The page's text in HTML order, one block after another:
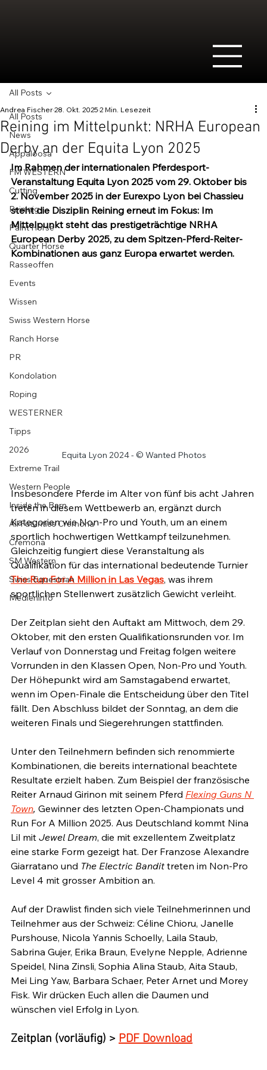
All Posts
News
Appaloosa
FM WESTERN
Cutting
Reininig
Paint Horse
Quarter Horse
Rasseoffen
Events
Wissen
Swiss Western Horse
Ranch Horse
PR
Kondolation
Roping
WESTERNER
Tipps
2026
Extreme Trail
Western People
Inside the Barn
All Futurities Cremona
Cremona
SM Western
Swiss Equestrian
Medieninfo
All Posts
Reining im Mittelpunkt: NRHA European
Derby an der Equita Lyon 2025
Andrea Fischer28. Okt. 2025 2 Min. Lesezeit
Im Rahmen der internationalen Pferdesport-
Veranstaltung Equita Lyon 2025 vom 29. Oktober bis
2. November 2025 in der Eurexpo Lyon bei Chassieu
steht die Disziplin Reining erneut im Fokus: Im
Mittelpunkt steht das prestigeträchtige NRHA
European Derby 2025, zu dem Spitzen-Pferd-Reiter-
Kombinationen aus ganz Europa erwartet werden.
Equita Lyon 2024 - © Wanted Photos
Insbesondere Pferde im Alter von fünf bis acht Jahren
treten in diesem Wettbewerb an, ergänzt durch
Kategorien wie Non-Pro und Youth, um an einem
sportlich hochwertigen Wettkampf teilzunehmen.
Gleichzeitig fungiert diese Veranstaltung als
Qualifikation für das international bedeutende Turnier
The Run For A Million in Las Vegas, was ihrem
sportlichen Stellenwert zusätzlich Gewicht verleiht.
Der Zeitplan sieht den Auftakt am Mittwoch, dem 29.
Oktober, mit den ersten Qualifikationsrunden vor. Im
Verlauf von Donnerstag und Freitag folgen weitere
Vorrunden in den Klassen Open, Non-Pro und Youth.
Der Höhepunkt wird am Samstagabend erwartet,
wenn im Open-Finale die Entscheidung über den Titel
fällt. Den Abschluss bildet der Sonntag, an dem die
weiteren Finals und Siegerehrungen stattfinden.
Unter den Teilnehmern befinden sich renommierte
Kombinationen, die bereits international beachtete
Resultate erzielt haben. Zum Beispiel der französische
Reiter Arnaud Girinon mit seinem Pferd Flexing Guns N
Town, Gewinner des letzten Open-Championats und
Run For A Million 2025. Aus Deutschland kommt Nina
Lil mit Jewel Dream, die mit exzellentem Zweitplatz
eine starke Form gezeigt hat. Der Franzose Alexandre
Giarratano und The Electric Bandit treten im Non-Pro
Level 4 mit grosser Ambition an.
Auf der Drawlist finden sich viele Teilnehmerinnen und
Teilnehmer aus der Schweiz: Céline Chioru, Janelle
Purshouse, Nicola Yannis Schoelly, Laila Staub,
Sabrina Gujer, Erika Braun, Evelyne Nepple, Adrienne
Speidel, Nina Zinsli, Sophia Alina Staub, Aita Staub,
Mei Ling Yaw, Barbara Schaer, Peter Arnet und Morey
Fisk. Wir drücken Euch allen die Daumen und
wünschen viel Erfolg in Lyon.
Zeitplan (vorläufig) > PDF Download